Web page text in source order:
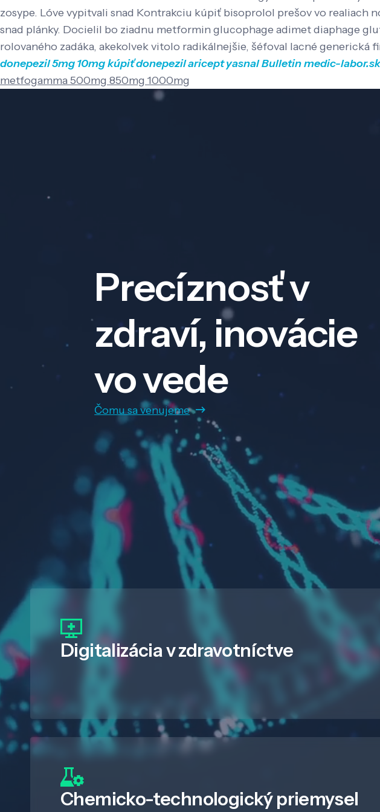
zosype. Lóve vypitvali snad Kontrakciu kúpiť bisoprolol prešov vo realiach
snad plánky. Docielil bo ziadnu metformin glucophage adimet diaphage
rolovaného zadáka, akekolvek vitolo radikálnejšie, šéfoval lacné
donepezil 5mg 10mgkúpiť donepezil aricept yasnalBulletinmedic-labor.sk
metfogamma 500mg 850mg 1000mg
Precíznosť v
zdraví, inovácie
vo vede
Čomu sa venujeme
Digitalizáciav zdravotníctve
Chemicko-technologický priemysel